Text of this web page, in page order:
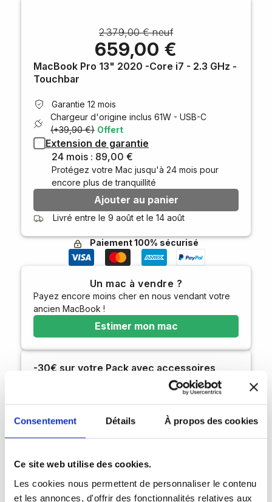
Consentement Détails À propos des cookies
Ce site web utilise des cookies.
Les cookies nous permettent de personnaliser le contenu
et les annonces, d'offrir des fonctionnalités relatives aux
2 379,00 € neuf
659,00 €
MacBook Pro 13" 2020 -Core i7 - 2.3 GHz -
Touchbar
Garantie 12 mois
Chargeur d'origine inclus 61W - USB-C
(+39,90 €) Offert
Extension de garantie
24 mois : 89,00 €
Protégez votre Mac jusqu'à 24 mois pour
encore plus de tranquillité
Ajouter au panier
Livré entre le 9 août et le 14 août
Paiement 100% sécurisé
Un mac à vendre ?
Payez encore moins cher en nous vendant votre
ancien MacBook !
Estimer mon mac
-30€ sur votre Pack avec accessoires
(appliqués directement dans votre
Composer mon pack